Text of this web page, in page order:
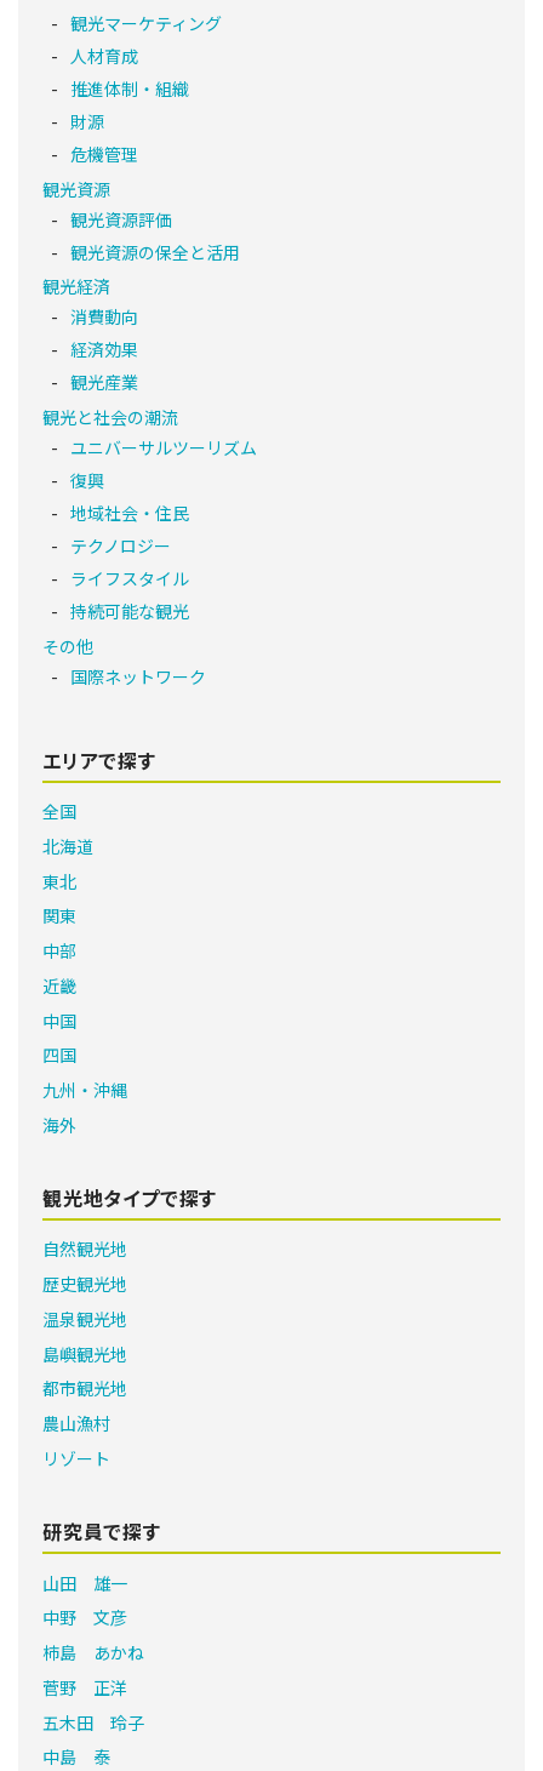
観光マーケティング
人材育成
推進体制・組織
財源
危機管理
観光資源
観光資源評価
観光資源の保全と活用
観光経済
消費動向
経済効果
観光産業
観光と社会の潮流
ユニバーサルツーリズム
復興
地域社会・住民
テクノロジー
ライフスタイル
持続可能な観光
その他
国際ネットワーク
エリアで探す
全国
北海道
東北
関東
中部
近畿
中国
四国
九州・沖縄
海外
観光地タイプで探す
自然観光地
歴史観光地
温泉観光地
島嶼観光地
都市観光地
農山漁村
リゾート
研究員で探す
山田 雄一
中野 文彦
柿島 あかね
菅野 正洋
五木田 玲子
中島 泰